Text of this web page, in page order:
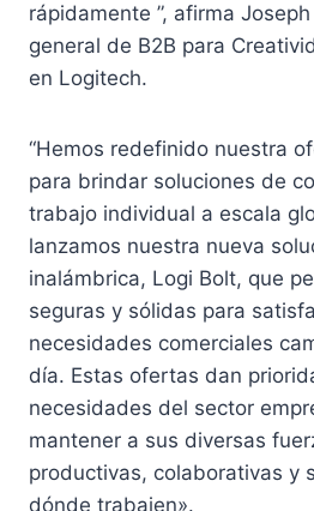
rápidamente ”, afirma
general de B2B para
en Logitech.
“Hemos redefinido nuestra
para brindar soluciones de
trabajo individual a escala
lanzamos nuestra nueva
inalámbrica, Logi Bolt, que
seguras y sólidas para
necesidades comerciales
día. Estas ofertas dan
necesidades del sector
mantener a sus diversas
productivas, colaborativas y
dónde trabajen».